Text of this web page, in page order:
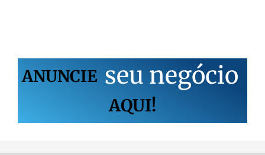
ANUNCIE seu negócio
AQUI!